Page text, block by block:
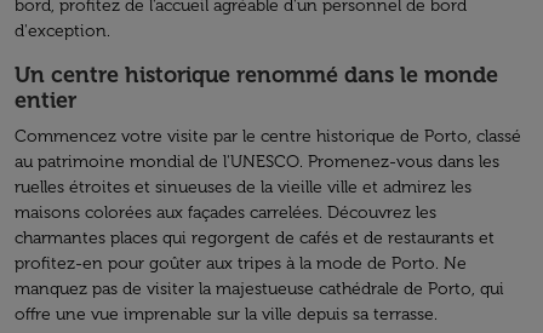
bord, profitez de l'accueil agréable d'un personnel de bord
d'exception.
Un centre historique renommé dans le monde
entier
Commencez votre visite par le centre historique de Porto, classé
au patrimoine mondial de l'UNESCO. Promenez-vous dans les
ruelles étroites et sinueuses de la vieille ville et admirez les
maisons colorées aux façades carrelées. Découvrez les
charmantes places qui regorgent de cafés et de restaurants et
profitez-en pour goûter aux tripes à la mode de Porto. Ne
manquez pas de visiter la majestueuse cathédrale de Porto, qui
offre une vue imprenable sur la ville depuis sa terrasse.